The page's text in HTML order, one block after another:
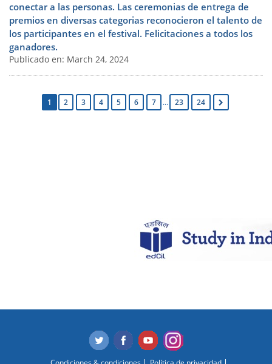
conectar a las personas. Las ceremonias de entrega de
premios en diversas categorias reconocieron el talento de
los participantes en el festival. Felicitaciones a todos los
ganadores.
Publicado en: March 24, 2024
1 2 3 4 5 6 7 ... 23 24